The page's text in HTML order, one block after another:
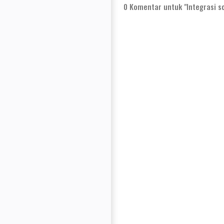
0 Komentar untuk "Integrasi